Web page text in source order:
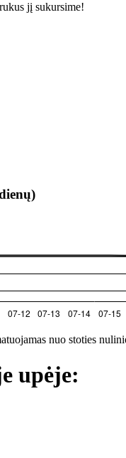
jį sukursime!
nuo stoties
upėje: